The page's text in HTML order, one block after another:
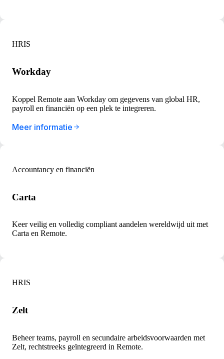
HRIS
Workday
Koppel Remote aan Workday om gegevens van global HR,
payroll en financiën op een plek te integreren.
Meer informatie
Accountancy en financiën
Carta
Keer veilig en volledig compliant aandelen wereldwijd uit met
Carta en Remote.
HRIS
Zelt
Beheer teams, payroll en secundaire arbeidsvoorwaarden met
Zelt, rechtstreeks geïntegreerd in Remote.